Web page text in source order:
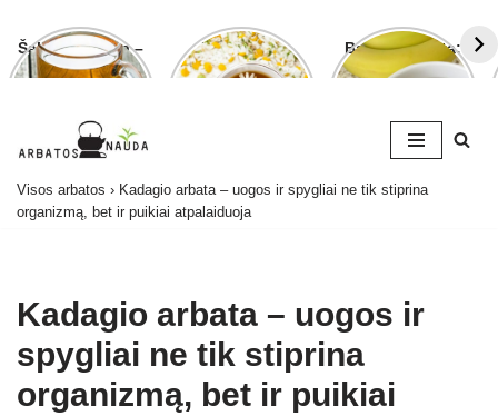
Šalavijo arbata –
ligoms gydyti ir
Ramunėlių
arbata pagelbės
Bananų arbata:
kuo ji naudinga
to
Visos arbatos › Kadagio arbata – uogos ir spygliai ne tik stiprina
organizmą, bet ir puikiai atpalaiduoja
Kadagio arbata – uogos ir
spygliai ne tik stiprina
organizmą, bet ir puikiai